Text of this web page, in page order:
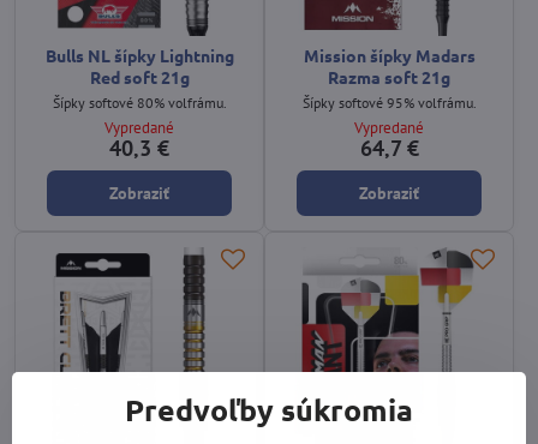
Bulls NL šípky Lightning
Red soft 21g
Šípky softové 80% volfrámu.
Vypredané
40,3 €
Zobraziť
Mission šípky Madars
Razma soft 21g
Šípky softové 95% volfrámu.
Vypredané
64,7 €
Zobraziť
Predvoľby súkromia